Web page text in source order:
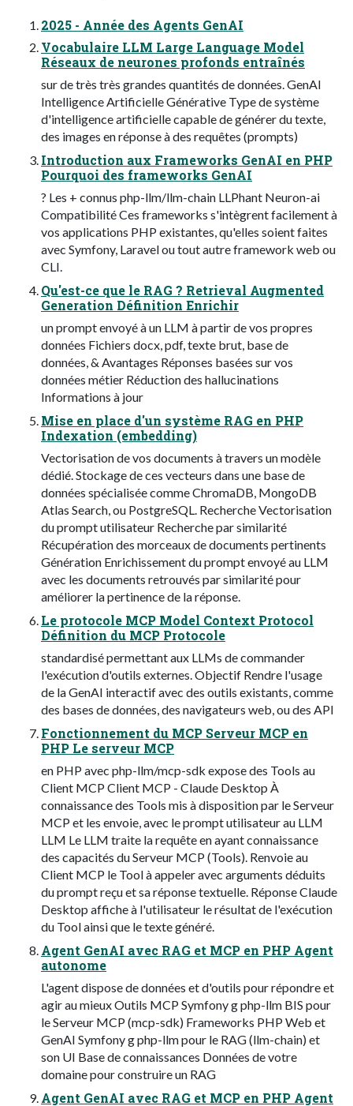
2025 - Année des Agents GenAI
Vocabulaire LLM Large Language Model
Réseaux de neurones profonds entraînés
sur de très très grandes quantités de données. GenAI
Intelligence Artificielle Générative Type de système
d'intelligence artificielle capable de générer du texte,
des images en réponse à des requêtes (prompts)
Introduction aux Frameworks GenAI en PHP
Pourquoi des frameworks GenAI
? Les + connus php-llm/llm-chain LLPhant Neuron-ai
Compatibilité Ces frameworks s'intègrent facilement à
vos applications PHP existantes, qu'elles soient faites
avec Symfony, Laravel ou tout autre framework web ou
CLI.
Qu'est-ce que le RAG ? Retrieval Augmented
Generation Définition Enrichir
un prompt envoyé à un LLM à partir de vos propres
données Fichiers docx, pdf, texte brut, base de
données, & Avantages Réponses basées sur vos
données métier Réduction des hallucinations
Informations à jour
Mise en place d'un système RAG en PHP
Indexation (embedding)
Vectorisation de vos documents à travers un modèle
dédié. Stockage de ces vecteurs dans une base de
données spécialisée comme ChromaDB, MongoDB
Atlas Search, ou PostgreSQL. Recherche Vectorisation
du prompt utilisateur Recherche par similarité
Récupération des morceaux de documents pertinents
Génération Enrichissement du prompt envoyé au LLM
avec les documents retrouvés par similarité pour
améliorer la pertinence de la réponse.
Le protocole MCP Model Context Protocol
Définition du MCP Protocole
standardisé permettant aux LLMs de commander
l'exécution d'outils externes. Objectif Rendre l'usage
de la GenAI interactif avec des outils existants, comme
des bases de données, des navigateurs web, ou des API
Fonctionnement du MCP Serveur MCP en
PHP Le serveur MCP
en PHP avec php-llm/mcp-sdk expose des Tools au
Client MCP Client MCP - Claude Desktop À
connaissance des Tools mis à disposition par le Serveur
MCP et les envoie, avec le prompt utilisateur au LLM
LLM Le LLM traite la requête en ayant connaissance
des capacités du Serveur MCP (Tools). Renvoie au
Client MCP le Tool à appeler avec arguments déduits
du prompt reçu et sa réponse textuelle. Réponse Claude
Desktop affiche à l'utilisateur le résultat de l'exécution
du Tool ainsi que le texte généré.
Agent GenAI avec RAG et MCP en PHP Agent
autonome
L'agent dispose de données et d'outils pour répondre et
agir au mieux Outils MCP Symfony g php-llm BIS pour
le Serveur MCP (mcp-sdk) Frameworks PHP Web et
GenAI Symfony g php-llm pour le RAG (llm-chain) et
son UI Base de connaissances Données de votre
domaine pour construire un RAG
Agent GenAI avec RAG et MCP en PHP Agent